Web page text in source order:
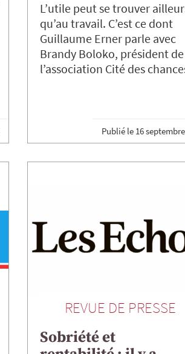
L’utile peut se trouver
qu’au travail. C’est ce dont
Guillaume Erner parle avec
Brandy Boloko, président de
l’association Cité des
Publié le 16
REVUE DE PRESSE
Sobriété et